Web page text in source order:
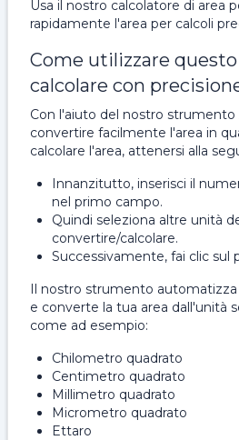
Usa il nostro calcolatore di area
rapidamente l'area per calcoli
Come utilizzare
calcolare con
Con l'aiuto del nostro strumento
convertire facilmente l'area in
calcolare l'area, attenersi alla
Innanzitutto, inserisci il
nel primo campo.
Quindi seleziona altre unità
convertire/calcolare.
Successivamente, fai clic sul
Il nostro strumento automatizza
e converte la tua area dall'unità
come ad esempio:
Chilometro quadrato
Centimetro quadrato
Millimetro quadrato
Micrometro quadrato
Ettaro